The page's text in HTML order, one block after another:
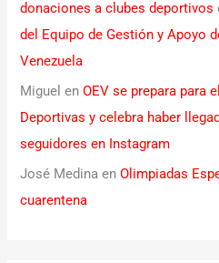
donaciones a clubes deportivos
del Equipo de Gestión y Apoyo
Venezuela
Miguel enOEV se prepara para
Deportivas y celebra haber
seguidores en Instagram
José Medina enOlimpiadas
cuarentena